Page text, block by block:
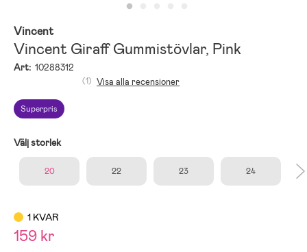
Vincent
Vincent Giraff Gummistövlar, Pink
Art: 10288312
Superpris
(1) Visa alla recensioner
Välj storlek
20 22 23 24
1 KVAR
159 kr